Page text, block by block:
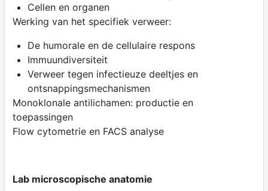
Cellen en organen
Werking van het specifiek verweer:
De humorale en de cellulaire respons
Immuundiversiteit
Verweer tegen infectieuze deeltjes en
ontsnappingsmechanismen
Monoklonale antilichamen: productie en
toepassingen
Flow cytometrie en FACS analyse
Lab microscopische anatomie